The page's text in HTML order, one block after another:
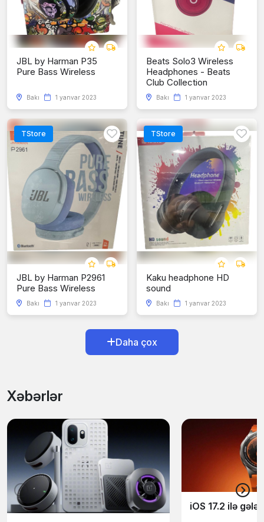
JBL by Harman P35
Pure Bass Wireless
Bakı 1 yanvar 2023
Beats Solo3 Wireless
Headphones - Beats
Club Collection
Bakı 1 yanvar 2023
TStore
JBL by Harman P2961
Pure Bass Wireless
Bakı 1 yanvar 2023
TStore
Kaku headphone HD
sound
Bakı 1 yanvar 2023
Daha çox
Xəbərlər
iOS 17.2 ilə